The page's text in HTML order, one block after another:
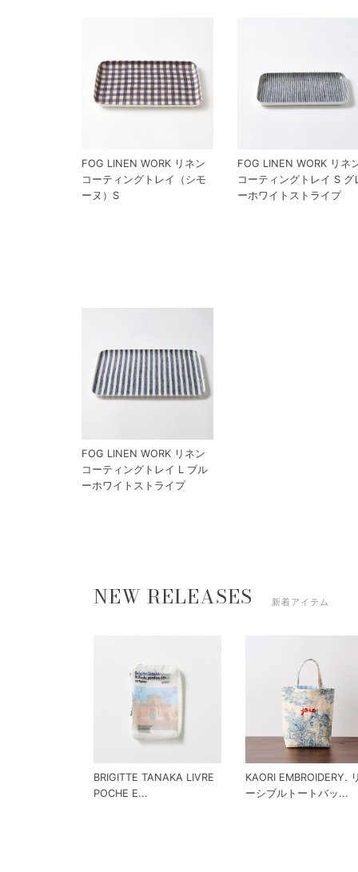
FOG LINEN WORK リネン
コーティングトレイ（シモ
ーヌ）S
FOG LINEN WORK リネ
コーティングトレイ S グ
ーホワイトストライプ
FOG LINEN WORK リネン
コーティングトレイ L ブル
ーホワイトストライプ
NEW RELEASES 新着アイテム
BRIGITTE TANAKA LIVRE
POCHE E...
KAORI EMBROIDERY.
ーシブルトートバッ...